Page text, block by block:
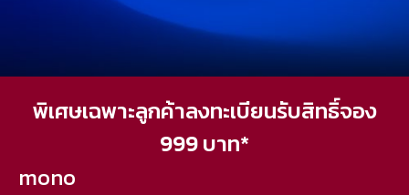
พิเศษเฉพาะลูกค้าลงทะเบียนรับสิทธิ์จอง
999 บาท*
mono